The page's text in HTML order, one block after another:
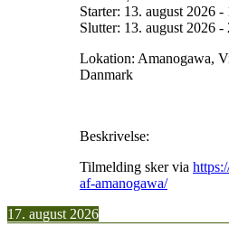
Starter: 13. august 2026 -
Slutter: 13. august 2026 -
Lokation: Amanogawa,
Danmark
Beskrivelse:
Tilmelding sker via
af-amanogawa/
17. august 2026